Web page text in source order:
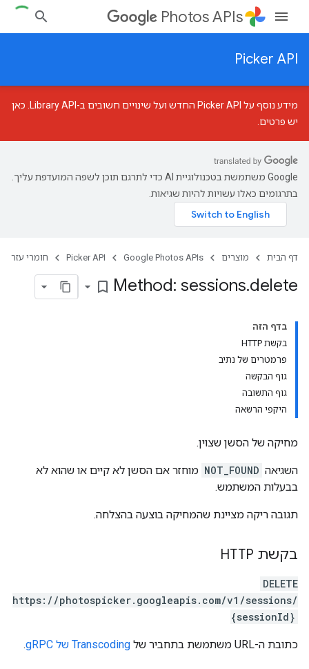
Photos APIs
Picker API
מידע נוסף על Picker API החדש ועל שינויים חשובים ב-Library API.
כאן
יש פרטים
‫Google משתמשת בטכנולוגיית AI כדי לתרגם תוכן לשפה המועדפת עליך.
בתרגומים כאלו עשויות להיות שגיאות.
דף הבית מוצרים Google Photos APIs
Picker API חומרי עזר
Method: sessions.delete
bookmark_border
בדף הזה
בקשת HTTP
פרמטרים של נתיב
גוף הבקשה
גוף התשובה
היקפי הרשאה
מחיקה של הסשן שצוין.
השגיאה NOT_FOUND מוחזר אם הסשן לא קיים או שהוא לא
בבעלות המשתמש.
תגובה ריקה מציינת שהמחיקה בוצעה בהצלחה.
בקשת HTTP
DELETE
https://photospicker.googleapis.com/v1/sessions/
{sessionId}
כתובת ה-URL משתמשת בתחביר של Transcoding של gRPC .